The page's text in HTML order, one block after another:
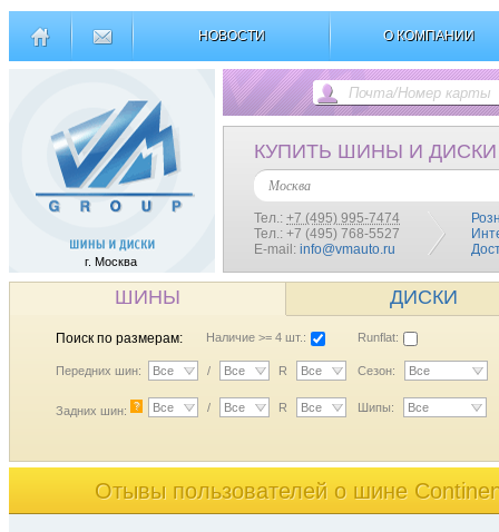
НОВОСТИ О КОМПАНИИ
г. Москва
КУПИТЬ ШИНЫ И ДИСКИ
Москва
Тел.: +7 (495) 995-7474
Тел.: +7 (495) 768-5527
E-mail: info@vmauto.ru
ШИНЫ ДИСКИ
Поиск по размерам: Наличие >= 4 шт.: Runflat:
Передних шин: Все / Все R Все Сезон: Все
Задних шин: ? Все / Все R Все Шипы: Все
Отывы пользователей o шине